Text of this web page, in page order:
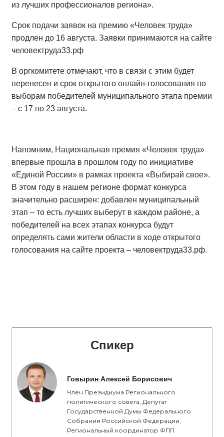
из лучших профессионалов региона».
Срок подачи заявок на премию «Человек труда»
продлен до 16 августа. Заявки принимаются на сайте
человектруда33.рф
В оргкомитете отмечают, что в связи с этим будет
перенесен и срок открытого онлайн-голосования по
выборам победителей муниципального этапа премии
– с 17 по 23 августа.
Напомним, Национальная премия «Человек труда»
впервые прошла в прошлом году по инициативе
«Единой России» в рамках проекта «Выбирай свое».
В этом году в нашем регионе формат конкурса
значительно расширен: добавлен муниципальный
этап – то есть лучших выберут в каждом районе, а
победителей на всех этапах конкурса будут
определять сами жители области в ходе открытого
голосования на сайте проекта – человектруда33.рф.
Спикер
Говырин Алексей Борисович
Член Президиума Регионального
политического совета, Депутат
Государственной Думы Федерального
Собрания Российской Федерации,
Региональный координатор ФПП